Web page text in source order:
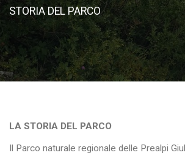
STORIA DEL PARCO
LA STORIA DEL PARCO
Il Parco naturale regionale delle Prealpi